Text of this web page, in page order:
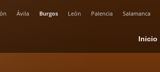
Ávila Burgos León Palencia Salamanca
Inicio